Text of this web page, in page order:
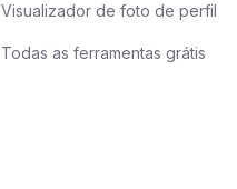
Visualizador de foto de perfil
Todas as ferramentas grátis